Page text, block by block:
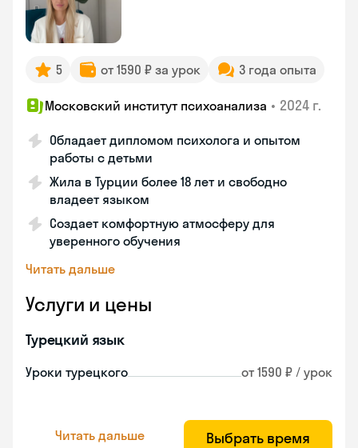
5 от 1590 ₽ за урок 3 года опыта
Московский институт психоанализа • 2024 г.
Обладает дипломом психолога и опытом
работы с детьми
Жила в Турции более 18 лет и свободно
владеет языком
Создает комфортную атмосферу для
уверенного обучения
Читать дальше
Услуги и цены
Турецкий язык
Уроки турецкого от 1590 ₽ / урок
Читать дальше Выбрать время